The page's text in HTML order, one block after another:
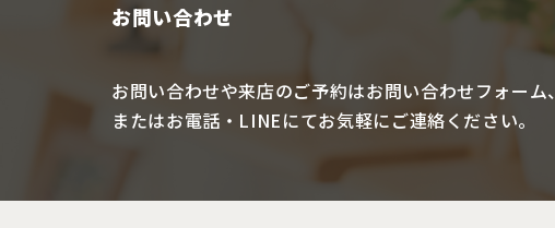
お問い合わせ
お問い合わせや来店のご予約はお問い合わせフォーム、
またはお電話・LINEにてお気軽にご連絡ください。